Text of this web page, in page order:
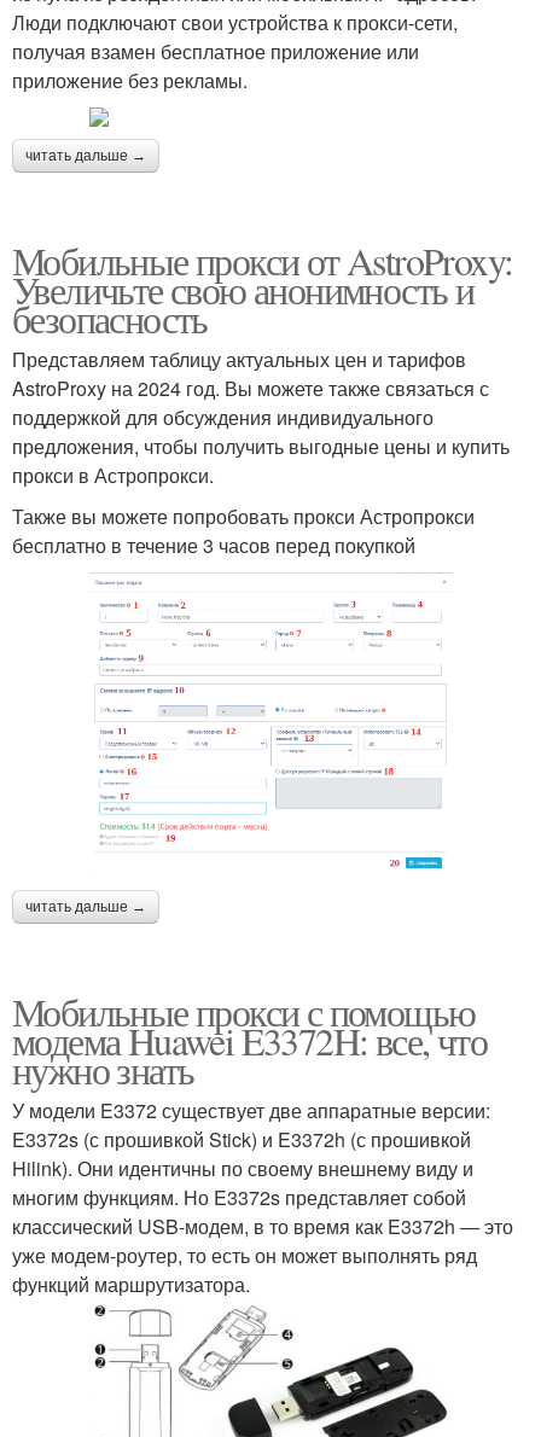
Люди подключают свои устройства к прокси-сети,
получая взамен бесплатное приложение или
приложение без рекламы.
читать дальше →
Мобильные прокси от AstroProxy:
Увеличьте свою анонимность и
безопасность
Представляем таблицу актуальных цен и тарифов
AstroProxy на 2024 год. Вы можете также связаться с
поддержкой для обсуждения индивидуального
предложения, чтобы получить выгодные цены и купить
прокси в Астропрокси.
Также вы можете попробовать прокси Астропрокси
бесплатно в течение 3 часов перед покупкой
читать дальше →
Мобильные прокси с помощью
модема Huawei E3372H: все, что
нужно знать
У модели E3372 существует две аппаратные версии:
E3372s (с прошивкой Stick) и E3372h (с прошивкой
Hilink). Они идентичны по своему внешнему виду и
многим функциям. Но E3372s представляет собой
классический USB-модем, в то время как E3372h — это
уже модем-роутер, то есть он может выполнять ряд
функций маршрутизатора.